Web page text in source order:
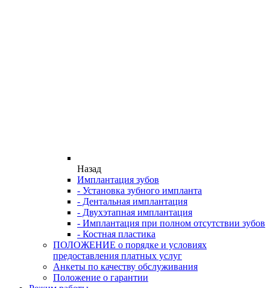
Назад
Имплантация зубов
- Установка зубного импланта
- Дентальная имплантация
- Двухэтапная имплантация
- Имплантация при полном отсутствии зубов
- Костная пластика
ПОЛОЖЕНИЕ о порядке и условиях
предоставления платных услуг
Анкеты по качеству обслуживания
Положение о гарантии